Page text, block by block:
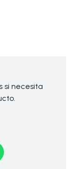
si necesita